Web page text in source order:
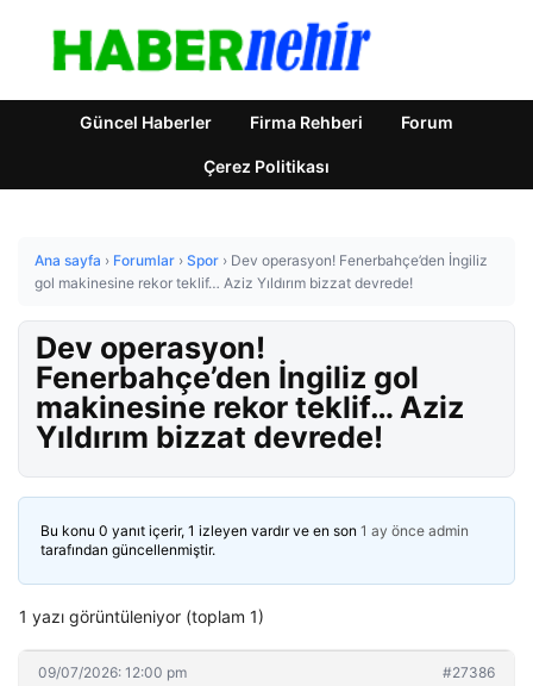
Güncel Haberler Firma Rehberi Forum
Çerez Politikası
Ana sayfa › Forumlar › Spor › Dev operasyon! Fenerbahçe’den İngiliz
gol makinesine rekor teklif… Aziz Yıldırım bizzat devrede!
Dev operasyon!
Fenerbahçe’den İngiliz gol
makinesine rekor teklif… Aziz
Yıldırım bizzat devrede!
Bu konu 0 yanıt içerir, 1 izleyen vardır ve en son 1 ay önce admin
tarafından güncellenmiştir.
1 yazı görüntüleniyor (toplam 1)
09/07/2026: 12:00 pm #27386